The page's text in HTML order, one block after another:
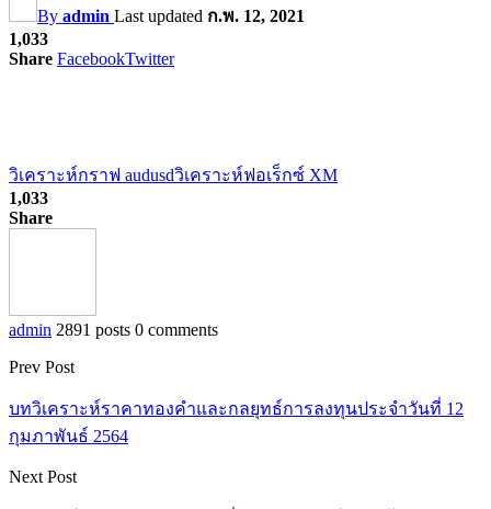
By admin Last updated ก.พ. 12, 2021
1,033
Share FacebookTwitter
วิเคราะห์กราฟ audusdวิเคราะห์ฟอเร็กซ์ XM
1,033
Share
admin 2891 posts 0 comments
Prev Post
บทวิเคราะห์ราคาทองคำและกลยุทธ์การลงทุนประจำวันที่ 12
กุมภาพันธ์ 2564
Next Post